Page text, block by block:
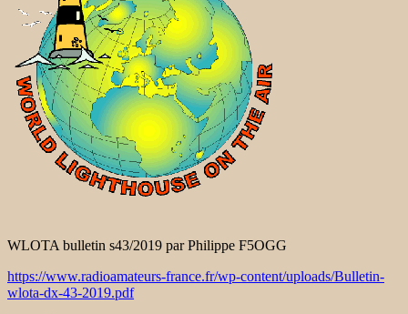
WLOTA bulletin s43/2019 par Philippe F5OGG
https://www.radioamateurs-france.fr/wp-content/uploads/Bulletin-
wlota-dx-43-2019.pdf